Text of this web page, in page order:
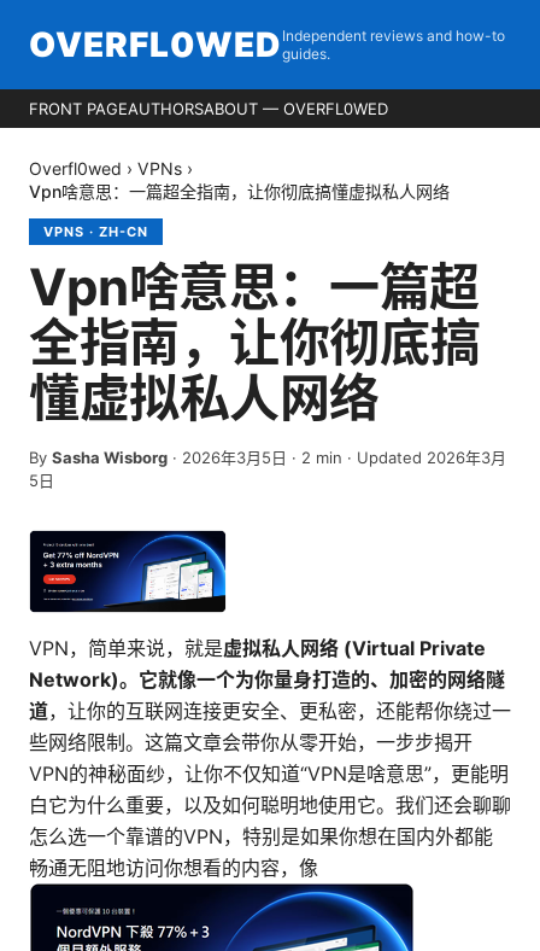
OVERFL0WED Independent reviews and how-to
guides.
FRONT PAGEAUTHORSABOUT — OVERFL0WED
Overfl0wed › VPNs ›
Vpn啥意思：一篇超全指南，让你彻底搞懂虚拟私人网络
VPNS · ZH-CN
Vpn啥意思：一篇超
全指南，让你彻底搞
懂虚拟私人网络
By Sasha Wisborg · 2026年3月5日 · 2 min · Updated 2026年3月
5日
VPN，简单来说，就是虚拟私人网络 (Virtual Private
Network)。它就像一个为你量身打造的、 加密的网络隧
道，让你的互联网连接更安全、更私密，还能帮你绕过一
些网络限制。这篇文章会带你从零开始，一步步揭开
VPN的神秘面纱，让你不仅知道“VPN是啥意思”，更能明
白它为什么重要，以及如何聪明地使用它。我们还会聊聊
怎么选一个靠谱的VPN，特别是如果你想在国内外都能
畅通无阻地访问你想看的内容，像